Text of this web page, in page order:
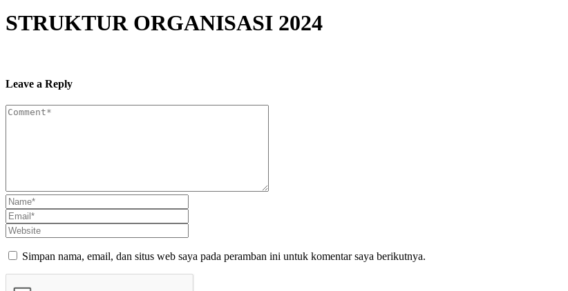
STRUKTUR ORGANISASI 2024
Leave a Reply
Simpan nama, email, dan situs web saya pada peramban ini untuk komentar saya berikutnya.